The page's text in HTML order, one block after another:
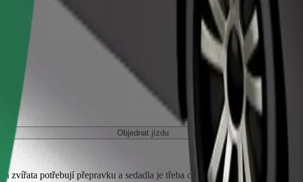
Objednat jízdu
zvířata potřebují přepravku a sedadla je třeba chránit dekou nebo podložkou.